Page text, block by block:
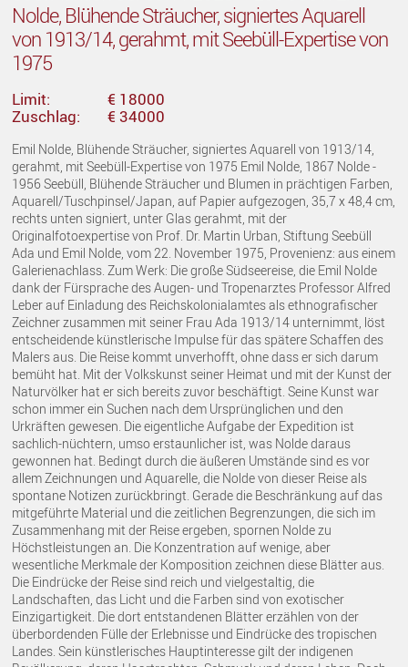
Nolde, Blühende Sträucher, signiertes Aquarell
von 1913/14, gerahmt, mit Seebüll-Expertise von
1975
Limit:
€ 18000
Zuschlag:
€ 34000
Emil Nolde, Blühende Sträucher, signiertes Aquarell von 1913/14,
gerahmt, mit Seebüll-Expertise von 1975 Emil Nolde, 1867 Nolde -
1956 Seebüll, Blühende Sträucher und Blumen in prächtigen Farben,
Aquarell/Tuschpinsel/Japan, auf Papier aufgezogen, 35,7 x 48,4 cm,
rechts unten signiert, unter Glas gerahmt, mit der
Originalfotoexpertise von Prof. Dr. Martin Urban, Stiftung Seebüll
Ada und Emil Nolde, vom 22. November 1975, Provenienz: aus einem
Galerienachlass. Zum Werk: Die große Südseereise, die Emil Nolde
dank der Fürsprache des Augen- und Tropenarztes Professor Alfred
Leber auf Einladung des Reichskolonialamtes als ethnografischer
Zeichner zusammen mit seiner Frau Ada 1913/14 unternimmt, löst
entscheidende künstlerische Impulse für das spätere Schaffen des
Malers aus. Die Reise kommt unverhofft, ohne dass er sich darum
bemüht hat. Mit der Volkskunst seiner Heimat und mit der Kunst der
Naturvölker hat er sich bereits zuvor beschäftigt. Seine Kunst war
schon immer ein Suchen nach dem Ursprünglichen und den
Urkräften gewesen. Die eigentliche Aufgabe der Expedition ist
sachlich-nüchtern, umso erstaunlicher ist, was Nolde daraus
gewonnen hat. Bedingt durch die äußeren Umstände sind es vor
allem Zeichnungen und Aquarelle, die Nolde von dieser Reise als
spontane Notizen zurückbringt. Gerade die Beschränkung auf das
mitgeführte Material und die zeitlichen Begrenzungen, die sich im
Zusammenhang mit der Reise ergeben, spornen Nolde zu
Höchstleistungen an. Die Konzentration auf wenige, aber
wesentliche Merkmale der Komposition zeichnen diese Blätter aus.
Die Eindrücke der Reise sind reich und vielgestaltig, die
Landschaften, das Licht und die Farben sind von exotischer
Einzigartigkeit. Die dort entstandenen Blätter erzählen von der
überbordenden Fülle der Erlebnisse und Eindrücke des tropischen
Landes. Sein künstlerisches Hauptinteresse gilt der indigenen